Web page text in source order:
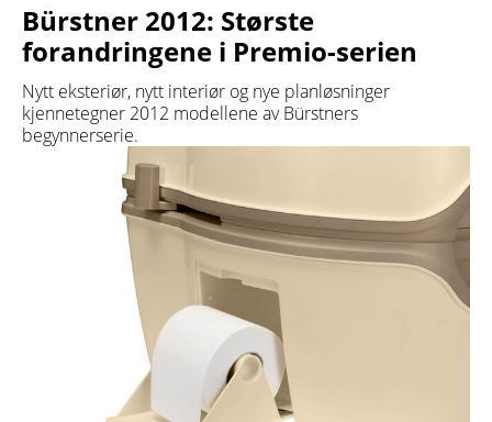
Bürstner 2012: Største
forandringene i Premio-serien
Nytt eksteriør, nytt interiør og nye planløsninger
kjennetegner 2012 modellene av Bürstners
begynnerserie.